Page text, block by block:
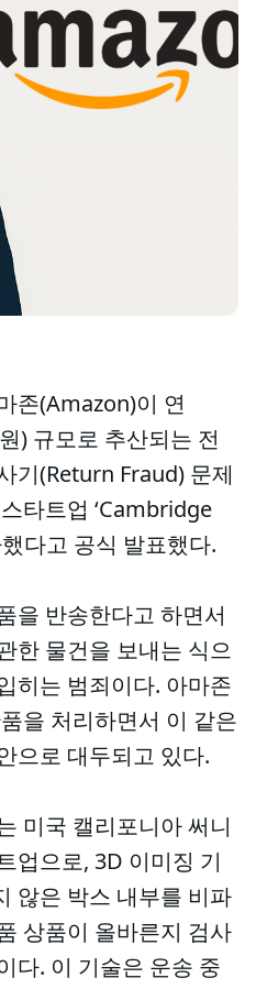
존(Amazon)이 연
) 규모로 추산되는 전
기(Return Fraud) 문제
타트업 ‘Cambridge
다고 공식 발표했다.
을 반송한다고 하면서
한 물건을 보내는 식으
히는 범죄이다. 아마존
을 처리하면서 이 같은
으로 대두되고 있다.
미국 캘리포니아 써니
업으로, 3D 이미징 기
않은 박스 내부를 비파
상품이 올바른지 검사
다. 이 기술은 운송 중